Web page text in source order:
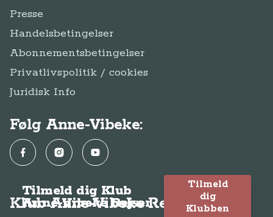
Presse
Handelsbetingelser
Abonnementsbetingelser
Privatlivspolitik / cookies
Juridisk Info
Følg Anne-Vibeke:
FacebookInstagramYouTube
Klub Anne-Vibeke Rejser
Tilmeld dig Klub
Anne-Vibeke Rejser
Tilmeld
dig
Klubben